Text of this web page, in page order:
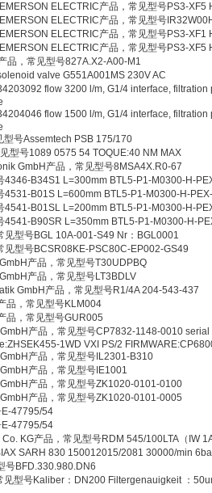
ELECTRIC产品，常见型号PS3-XF5
ELECTRIC产品，常见型号
ELECTRIC产品，常见型号PS3-XF1
ELECTRIC产品，常见型号PS3-XF5
品，常见型号827A.X2-A00-M1
valve G551A001MS 230V AC
flow 3200 l/m, G1/4 interface,
flow 1500 l/m, G1/4 interface,
号Assemtech PSB 175/170
型号1089 0575 54 TOQUE:40 NM MAX
GmbH产品，常见型号8MSA4X.R0-67
4346-B34S1 L=300mm BTL5-P1-M0300-H-
4531-B01S L=600mm BTL5-P1-M0300-H-
4541-B01SL L=200mm BTL5-P1-M0300-H-
4541-B90SR L=350mm BTL5-P1-M0300-H-
见型号BGL 10A-001-S49 Nr：BGL0001
见型号BCSR08KE-PSC80C-EP002-GS49
产品，常见型号T30UDPBQ
产品，常见型号LT3BDLV
GmbH产品，常见型号R1/4A 204-543-437
品，常见型号KLM004
品，常见型号GUR005
产品，常见型号CP7832-1148-0010
1WD VXI PS/2
产品，常见型号IL2301-B310
产品，常见型号IE1001
产品，常见型号ZK1020-0101-0100
产品，常见型号ZK1020-0101-0005
47795/54
47795/54
KG产品，常见型号RDM 545/100LTA（IW
SARH 830 150012015/2081 30000/min
号BFD.330.980.DN6
见型号Kaliber：DN200 Filtergenauigkeit ：